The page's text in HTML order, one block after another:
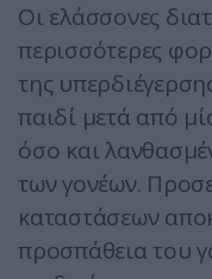
Οι ελάσσονες
περισσότερες
της
παιδί μετά από
όσο και
των γονέων.
καταστάσεων
προσπάθεια του